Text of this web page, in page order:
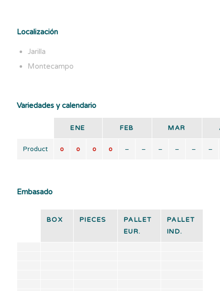
Localización
Jarilla
Montecampo
Variedades y calendario
ENE FEB MAR
Product o o o o – – – – – –
Embasado
BOX PIECES
PALLET
EUR.
PALLET
IND.